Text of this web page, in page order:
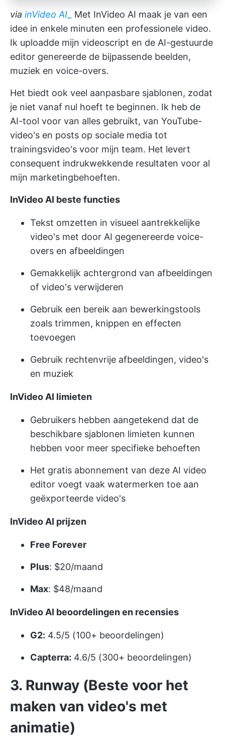
via inVideo AI_
Met InVideo AI maak je van een
idee in enkele minuten een professionele video.
Ik uploadde mijn videoscript en de AI-gestuurde
editor genereerde de bijpassende beelden,
muziek en voice-overs.
Het biedt ook veel aanpasbare sjablonen, zodat
je niet vanaf nul hoeft te beginnen. Ik heb de
AI-tool voor van alles gebruikt, van YouTube-
video's en posts op sociale media tot
trainingsvideo's voor mijn team. Het levert
consequent indrukwekkende resultaten voor al
mijn marketingbehoeften.
InVideo AI beste functies
Tekst omzetten in visueel aantrekkelijke
video's met door AI gegenereerde voice-
overs en afbeeldingen
Gemakkelijk achtergrond van afbeeldingen
of video's verwijderen
Gebruik een bereik aan bewerkingstools
zoals trimmen, knippen en effecten
toevoegen
Gebruik rechtenvrije afbeeldingen, video's
en muziek
InVideo AI limieten
Gebruikers hebben aangetekend dat de
beschikbare sjablonen limieten kunnen
hebben voor meer specifieke behoeften
Het gratis abonnement van deze AI video
editor voegt vaak watermerken toe aan
geëxporteerde video's
InVideo AI prijzen
Free Forever
Plus: $20/maand
Max: $48/maand
InVideo AI beoordelingen en recensies
G2: 4.5/5 (100+ beoordelingen)
Capterra: 4.6/5 (300+ beoordelingen)
3. Runway (Beste voor het
maken van video's met
animatie)